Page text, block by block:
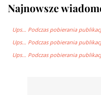
Najnowsze
Ups… Podczas pobierania
Ups… Podczas pobierania
Ups… Podczas pobierania